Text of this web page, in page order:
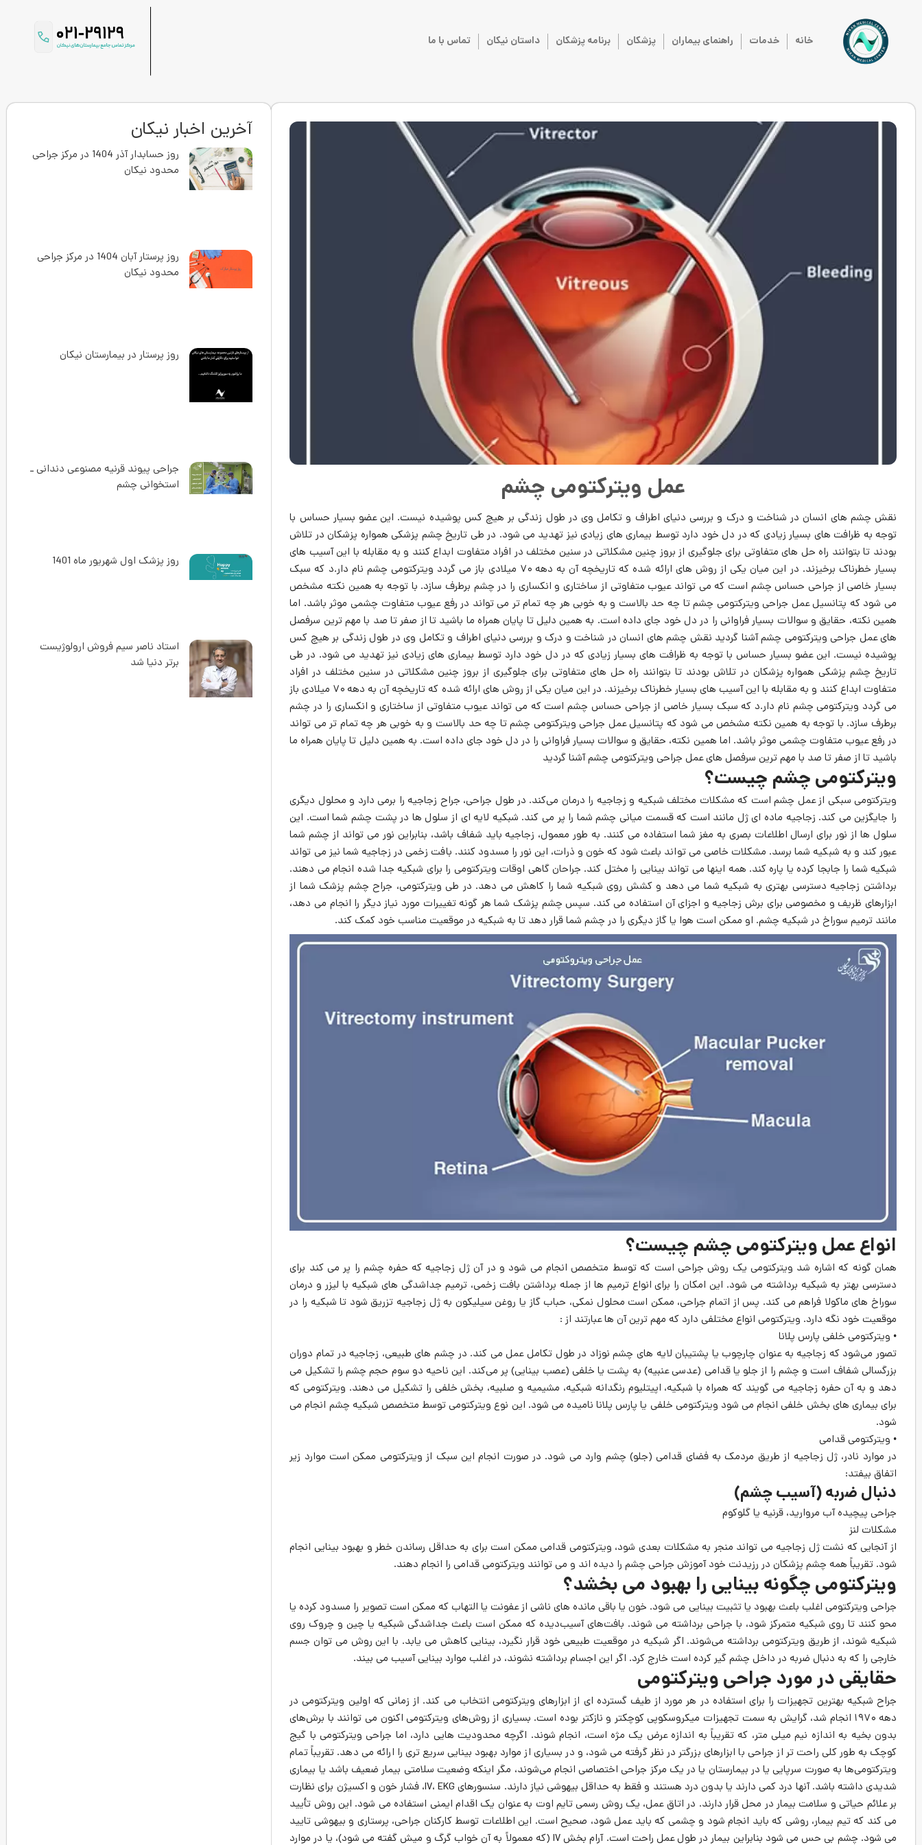
خانه خدمات راهنمای بیماران پزشکان برنامه پزشکان داستان نیکان تماس با ما
عمل ویترکتومی چشم
نقش چشم های انسان در شناخت و درک و بررسی دنیای اطراف و تکامل وی در طول زندگی بر هیچ کس پوشیده نیست. این عضو بسیار حساس با
توجه به ظرافت های بسیار زیادی که در دل خود دارد توسط بیماری ‌های زیادی نیز تهدید می شود. در طی تاریخ چشم پزشکی همواره پزشکان در تلاش
بودند تا بتوانند راه حل های متفاوتی برای جلوگیری از بروز چنین مشکلاتی در سنین مختلف در افراد متفاوت ابداع کنند و به مقابله با این آسیب های
بسیار خطرناک برخیزند. در این میان یکی از روش های ارائه شده که تاریخچه آن به دهه ۷۰ میلادی باز می گردد ویترکتومی چشم نام دار.د که سبک
بسیار خاصی از جراحی حساس چشم است که می ‌تواند عیوب متفاوتی از ساختاری و انکساری را در چشم برطرف سازد. با توجه به همین نکته مشخص
می‌ شود که پتانسیل عمل جراحی ویترکتومی چشم تا چه حد بالاست و به خوبی هر چه تمام تر می تواند در رفع عیوب متفاوت چشمی موثر باشد. اما
همین نکته، حقایق و سوالات بسیار فراوانی را در دل خود جای داده است. به همین دلیل تا پایان همراه ما باشید تا از صفر تا صد با مهم ترین سرفصل
های عمل جراحی ویترکتومی چشم آشنا گردید نقش چشم های انسان در شناخت و درک و بررسی دنیای اطراف و تکامل وی در طول زندگی بر هیچ کس
پوشیده نیست. این عضو بسیار حساس با توجه به ظرافت های بسیار زیادی که در دل خود دارد توسط بیماری ‌های زیادی نیز تهدید می شود. در طی
تاریخ چشم پزشکی همواره پزشکان در تلاش بودند تا بتوانند راه حل های متفاوتی برای جلوگیری از بروز چنین مشکلاتی در سنین مختلف در افراد
متفاوت ابداع کنند و به مقابله با این آسیب های بسیار خطرناک برخیزند. در این میان یکی از روش های ارائه شده که تاریخچه آن به دهه ۷۰ میلادی باز
می گردد ویترکتومی چشم نام دار.د که سبک بسیار خاصی از جراحی حساس چشم است که می ‌تواند عیوب متفاوتی از ساختاری و انکساری را در چشم
برطرف سازد. با توجه به همین نکته مشخص می‌ شود که پتانسیل عمل جراحی ویترکتومی چشم تا چه حد بالاست و به خوبی هر چه تمام تر می تواند
در رفع عیوب متفاوت چشمی موثر باشد. اما همین نکته، حقایق و سوالات بسیار فراوانی را در دل خود جای داده است. به همین دلیل تا پایان همراه ما
باشید تا از صفر تا صد با مهم ترین سرفصل های عمل جراحی ویترکتومی چشم آشنا گردید
ویترکتومی چشم چیست؟
ویترکتومی سبکی از عمل چشم است که مشکلات مختلف شبکیه و زجاجیه را درمان می‌کند. در طول جراحی، جراح زجاجیه را برمی دارد و محلول دیگری
را جایگزین می کند. زجاجیه ماده ای ژل مانند است که قسمت میانی چشم شما را پر می کند. شبکیه لایه ای از سلول ها در پشت چشم شما است. این
سلول ها از نور برای ارسال اطلاعات بصری به مغز شما استفاده می کنند. به طور معمول، زجاجیه باید شفاف باشد، بنابراین نور می تواند از چشم شما
عبور کند و به شبکیه شما برسد. مشکلات خاصی می تواند باعث شود که خون و ذرات، این نور را مسدود کنند. بافت زخمی در زجاجیه شما نیز می تواند
شبکیه شما را جابجا کرده یا پاره کند. همه اینها می تواند بینایی را مختل کند. جراحان گاهی اوقات ویترکتومی را برای شبکیه جدا شده انجام می دهند.
برداشتن زجاجیه دسترسی بهتری به شبکیه شما می دهد و کشش روی شبکیه شما را کاهش می دهد. در طی ویترکتومی، جراح چشم پزشک شما از
ابزارهای ظریف و مخصوصی برای برش زجاجیه و اجزای آن استفاده می کند. سپس چشم پزشک شما هر گونه تغییرات مورد نیاز دیگر را انجام می دهد،
مانند ترمیم سوراخ در شبکیه چشم. او ممکن است هوا یا گاز دیگری را در چشم شما قرار دهد تا به شبکیه در موقعیت مناسب خود کمک کند.
انواع عمل ویترکتومی چشم چیست؟
همان گونه که اشاره شد ویترکتومی یک روش جراحی است که توسط متخصص انجام می شود و در آن ژل زجاجیه که حفره چشم را پر می کند برای
دسترسی بهتر به شبکیه برداشته می شود. این امکان را برای انواع ترمیم ها از جمله برداشتن بافت زخمی، ترمیم جداشدگی های شبکیه با لیزر و درمان
سوراخ های ماکولا فراهم می کند. پس از اتمام جراحی، ممکن است محلول نمکی، حباب گاز یا روغن سیلیکون به ژل زجاجیه تزریق شود تا شبکیه را در
موقعیت خود نگه دارد. ویترکتومی انواع مختلفی دارد که مهم ترین آن ها عبارتند از :
• ویترکتومی خلفی پارس پلانا
تصور می‌شود که زجاجیه به عنوان چارچوب یا پشتیبان لایه ‌های چشم نوزاد در طول تکامل عمل می‌ کند. در چشم ‌های طبیعی، زجاجیه در تمام دوران
بزرگسالی شفاف است و چشم را از جلو یا قدامی (عدسی عنبیه) به پشت یا خلفی (عصب بینایی) پر می‌کند. این ناحیه دو سوم حجم چشم را تشکیل می
دهد و به آن حفره زجاجیه می گویند که همراه با شبکیه، اپیتلیوم رنگدانه شبکیه، مشیمیه و صلبیه، بخش خلفی را تشکیل می دهند. ویترکتومی که
برای بیماری های بخش خلفی انجام می شود ویترکتومی خلفی یا پارس پلانا نامیده می شود. این نوع ویترکتومی توسط متخصص شبکیه چشم انجام می
شود.
• ویترکتومی قدامی
در موارد نادر، ژل زجاجیه از طریق مردمک به فضای قدامی (جلو) چشم وارد می شود. در صورت انجام این سبک از ویترکتومی ممکن است موارد زیر
اتفاق بیفتد:
دنبال ضربه (آسیب چشم)
جراحی پیچیده آب مروارید، قرنیه یا گلوکوم
مشکلات لنز
از آنجایی که نشت ژل زجاجیه می تواند منجر به مشکلات بعدی شود، ویترکتومی قدامی ممکن است برای به حداقل رساندن خطر و بهبود بینایی انجام
شود. تقریباً همه چشم پزشکان در رزیدنت خود آموزش جراحی چشم را دیده اند و می توانند ویترکتومی قدامی را انجام دهند.
ویترکتومی چگونه بینایی را بهبود می بخشد؟
جراحی ویترکتومی اغلب باعث بهبود یا تثبیت بینایی می شود. خون یا باقی مانده های ناشی از عفونت یا التهاب که ممکن است تصویر را مسدود کرده یا
محو کنند تا روی شبکیه متمرکز شود، با جراحی برداشته می شوند. بافت‌های آسیب‌دیده که ممکن است باعث جداشدگی شبکیه یا چین و چروک روی
شبکیه شوند، از طریق ویترکتومی برداشته می‌شوند. اگر شبکیه در موقعیت طبیعی خود قرار نگیرد، بینایی کاهش می یابد. با این روش می توان جسم
خارجی را که به دنبال ضربه در داخل چشم گیر کرده است خارج کرد. اگر این اجسام برداشته نشوند، در اغلب موارد بینایی آسیب می بیند.
حقایقی در مورد جراحی ویترکتومی
جراح شبکیه بهترین تجهیزات را برای استفاده در هر مورد از طیف گسترده ای از ابزارهای ویترکتومی انتخاب می کند. از زمانی که اولین ویترکتومی در
دهه ۱۹۷۰ انجام شد، گرایش به سمت تجهیزات میکروسکوپی کوچکتر و نازکتر بوده است. بسیاری از روش‌های ویترکتومی اکنون می‌ توانند با برش‌های
بدون بخیه به اندازه نیم میلی ‌متر، که تقریباً به اندازه عرض یک مژه است، انجام شوند. اگرچه محدودیت هایی دارد، اما جراحی ویترکتومی با گیج
کوچک به طور کلی راحت تر از جراحی با ابزارهای بزرگتر در نظر گرفته می شود، و در بسیاری از موارد بهبود بینایی سریع تری را ارائه می دهد. تقریباً تمام
ویترکتومی‌ها به‌ صورت سرپایی یا در بیمارستان یا در یک مرکز جراحی اختصاصی انجام می‌شوند، مگر اینکه وضعیت سلامتی بیمار ضعیف باشد یا بیماری
شدیدی داشته باشد. آنها درد کمی دارند یا بدون درد هستند و فقط به حداقل بیهوشی نیاز دارند. سنسورهای IV، EKG، فشار خون و اکسیژن برای نظارت
بر علائم حیاتی و سلامت بیمار در محل قرار دارند. در اتاق عمل، یک روش رسمی تایم اوت به عنوان یک اقدام ایمنی استفاده می شود. این روش تأیید
می کند که تیم بیمار، روشی که باید انجام شود و چشمی که باید عمل شود، صحیح است. این اطلاعات توسط کارکنان جراحی، پرستاری و بیهوشی تایید
می شود. چشم بی حس می شود بنابراین بیمار در طول عمل راحت است. آرام بخش IV (که معمولاً به آن خواب گرگ و میش گفته می شود)، یا در موارد
آخرین اخبار نیکان
روز حسابدار آذر 1404 در مرکز جراحی
محدود نیکان
روز پرستار آبان 1404 در مرکز جراحی
محدود نیکان
روز پرستار در بیمارستان نیکان
جراحی پیوند قرنیه مصنوعی دندانی ـ
استخوانی چشم
روز پزشک اول شهریور ماه 1401
استاد ناصر سیم فروش ارولوژیست
برتر دنیا شد